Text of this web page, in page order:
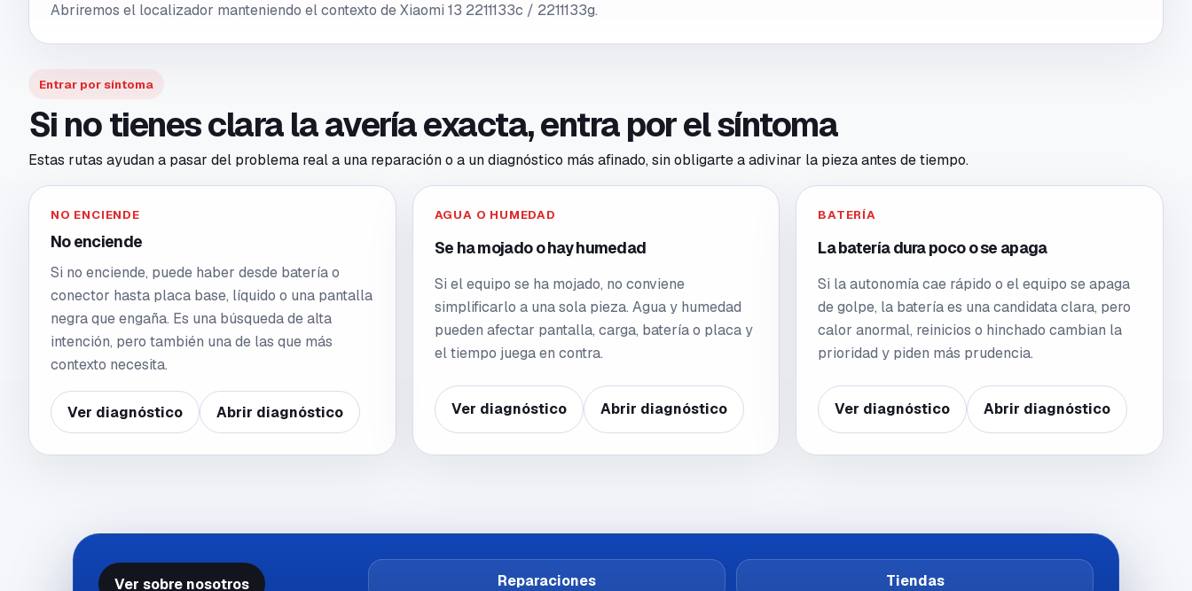
Abriremos el localizador manteniendo el contexto de Xiaomi 13 2211133c / 2211133g.
Entrar por síntoma
Si no tienes clara la avería exacta, entra por el síntoma
Estas rutas ayudan a pasar del problema real a una reparación o a un diagnóstico más afinado, sin obligarte a adivinar la pieza antes de tiempo.
NO ENCIENDE
No enciende
Si no enciende, puede haber desde batería o
conector hasta placa base, líquido o una pantalla
negra que engaña. Es una búsqueda de alta
intención, pero también una de las que más
contexto necesita.
Ver diagnóstico Abrir diagnóstico
AGUA O HUMEDAD
Se ha mojado o hay humedad
Si el equipo se ha mojado, no conviene
simplificarlo a una sola pieza. Agua y humedad
pueden afectar pantalla, carga, batería o placa y
el tiempo juega en contra.
Ver diagnóstico Abrir diagnóstico
BATERÍA
La batería dura poco o se apaga
Si la autonomía cae rápido o el equipo se apaga
de golpe, la batería es una candidata clara, pero
calor anormal, reinicios o hinchado cambian la
prioridad y piden más prudencia.
Ver diagnóstico Abrir diagnóstico
Ver sobre nosotros Reparaciones Tiendas